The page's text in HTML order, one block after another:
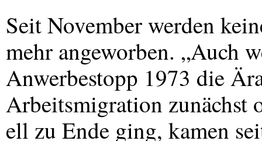
Seit November werden
mehr angeworben. „Auch
Anwerbestopp 1973 die
Arbeitsmigration zunächst
ell zu Ende ging, kamen